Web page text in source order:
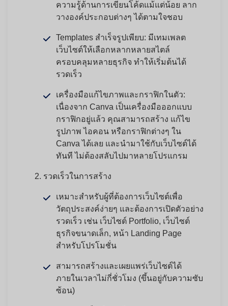
ความรู้ด้านการเขียนโค้ดแม้แต่น้อย ลาก
วางองค์ประกอบต่างๆ ได้ตามใจชอบ
Templates สำเร็จรูปเพียบ: มีเทมเพลต
เว็บไซต์ให้เลือกหลากหลายสไตล์
ครอบคลุมหลายธุรกิจ ทำให้เริ่มต้นได้
รวดเร็ว
เครื่องมือแก้ไขภาพและกราฟิกในตัว:
เนื่องจาก Canva เป็นเครื่องมือออกแบบ
กราฟิกอยู่แล้ว คุณสามารถสร้าง แก้ไข
รูปภาพ ไอคอน หรือกราฟิกต่างๆ ใน
Canva ได้เลย และนำมาใช้กับเว็บไซต์ได้
ทันที ไม่ต้องสลับไปมาหลายโปรแกรม
รวดเร็วในการสร้าง
เหมาะสำหรับผู้ที่ต้องการเว็บไซต์เพื่อ
วัตถุประสงค์ง่ายๆ และต้องการเปิดตัวอย่าง
รวดเร็ว เช่น เว็บไซต์ Portfolio, เว็บไซต์
ธุรกิจขนาดเล็ก, หน้า Landing Page
สำหรับโปรโมชั่น
สามารถสร้างและเผยแพร่เว็บไซต์ได้
ภายในเวลาไม่กี่ชั่วโมง (ขึ้นอยู่กับความซับ
ซ้อน)